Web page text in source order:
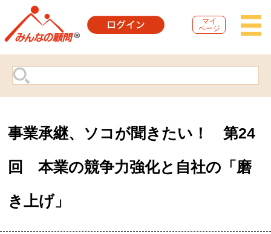
マイ
ページ
事業承継、ソコが聞きたい！ 第24
回 本業の競争力強化と自社の「磨
き上げ」